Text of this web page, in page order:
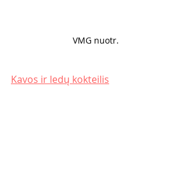
VMG nuotr.
Kavos ir ledų kokteilis